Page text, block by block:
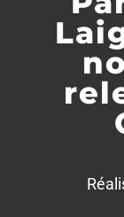
ENTREPRISE
ACTIVITÉS